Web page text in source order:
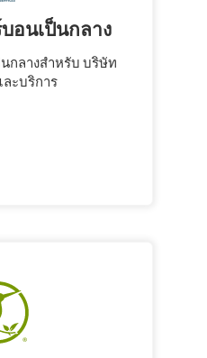
อนเป็นกลาง
กลางสําหรับ บริษัท
ะบริการ